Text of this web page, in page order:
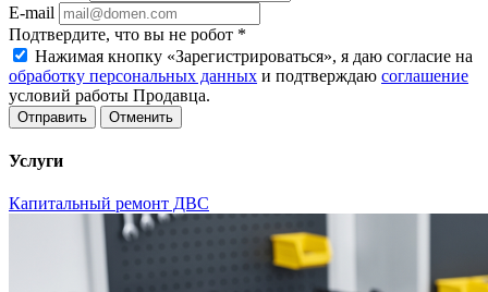
E-mail
Подтвердите, что вы не робот *
Нажимая кнопку «Зарегистрироваться», я даю согласие на
обработку персональных данных и подтверждаю соглашение
условий работы Продавца.
Отменить
Услуги
Капитальный ремонт ДВС